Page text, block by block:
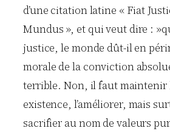
d’une citation latine « Fiat
Mundus », et qui veut dire :
justice, le monde dût-il en
morale de la conviction
terrible. Non, il faut maintenir
existence, l’améliorer, mais
sacrifier au nom de valeurs